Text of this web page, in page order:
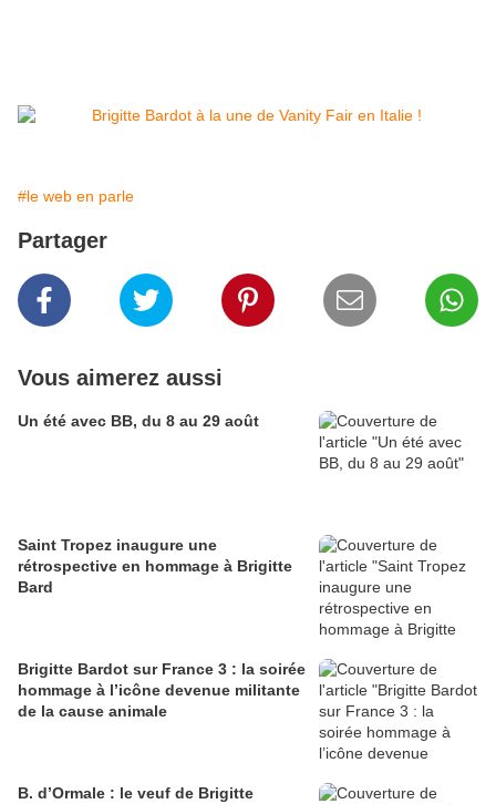
#le web en parle
Partager
Vous aimerez aussi
Un été avec BB, du 8 au 29 août
Saint Tropez inaugure une
rétrospective en hommage à Brigitte
Bard
Brigitte Bardot sur France 3 : la soirée
hommage à l’icône devenue militante
de la cause animale
B. d’Ormale : le veuf de Brigitte